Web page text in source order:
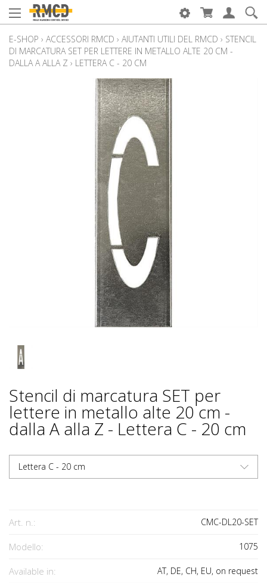
E-SHOP › ACCESSORI RMCD › AIUTANTI UTILI DEL RMCD › STENCIL
DI MARCATURA SET PER LETTERE IN METALLO ALTE 20 CM -
DALLA A ALLA Z › LETTERA C - 20 CM
Stencil di marcatura SET per
lettere in metallo alte 20 cm -
dalla A alla Z - Lettera C - 20 cm
Lettera C - 20 cm
Art. n.: CMC-DL20-SET
Modello: 1075
Available in: AT, DE, CH, EU, on request